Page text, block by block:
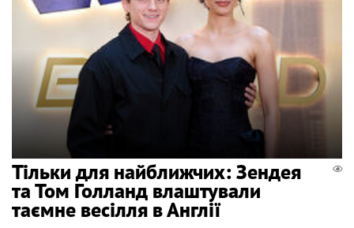
Тільки для найближчих: Зендея
та Том Голланд влаштували
таємне весілля в Англії